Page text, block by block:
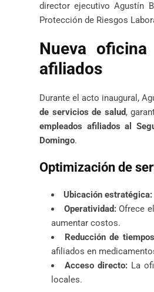
director ejecutivo Agustín
Protección de Riesgos
Nueva
afiliados
Durante el acto inaugural,
de servicios de salud,
empleados afiliados al
Domingo.
Optimización de
Ubicación estratégica:
Operatividad:Ofrece
aumentar costos.
Reducción de
afiliados en
Acceso directo: La
locales.